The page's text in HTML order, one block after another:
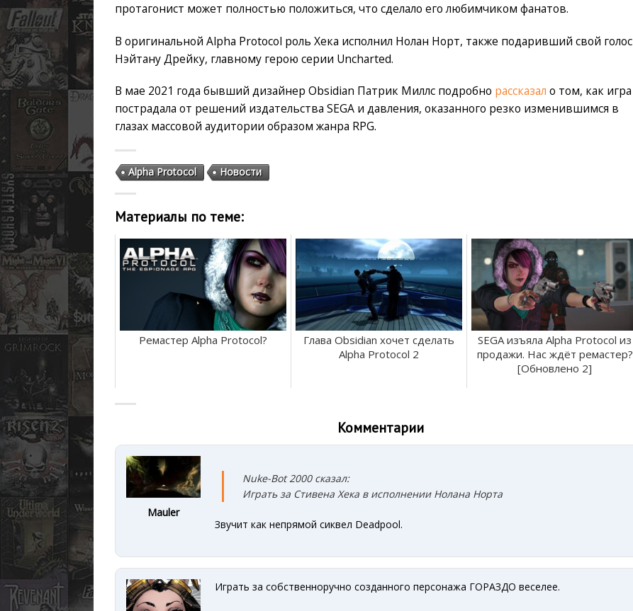
протагонист может полностью положиться, что сделало его любимчиком фанатов.
В оригинальной Alpha Protocol роль Хека исполнил Нолан Норт, также подаривший свой голос
Нэйтану Дрейку, главному герою серии Uncharted.
В мае 2021 года бывший дизайнер Obsidian Патрик Миллс подробно рассказал о том, как игра
пострадала от решений издательства SEGA и давления, оказанного резко изменившимся в
глазах массовой аудитории образом жанра RPG.
Alpha Protocol Новости
Материалы по теме:
Ремастер Alpha Protocol?
Глава Obsidian хочет сделать
Alpha Protocol 2
SEGA изъяла Alpha Protocol из
продажи. Нас ждёт ремастер?
[Обновлено 2]
Комментарии
Mauler
Nuke-Bot 2000 сказал:
Играть за Стивена Хека в исполнении Нолана Норта
Звучит как непрямой сиквел Deadpool.
Играть за собственноручно созданного персонажа ГОРАЗДО веселее.